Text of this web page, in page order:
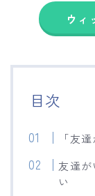
ウィ
目次
「友
友達
い